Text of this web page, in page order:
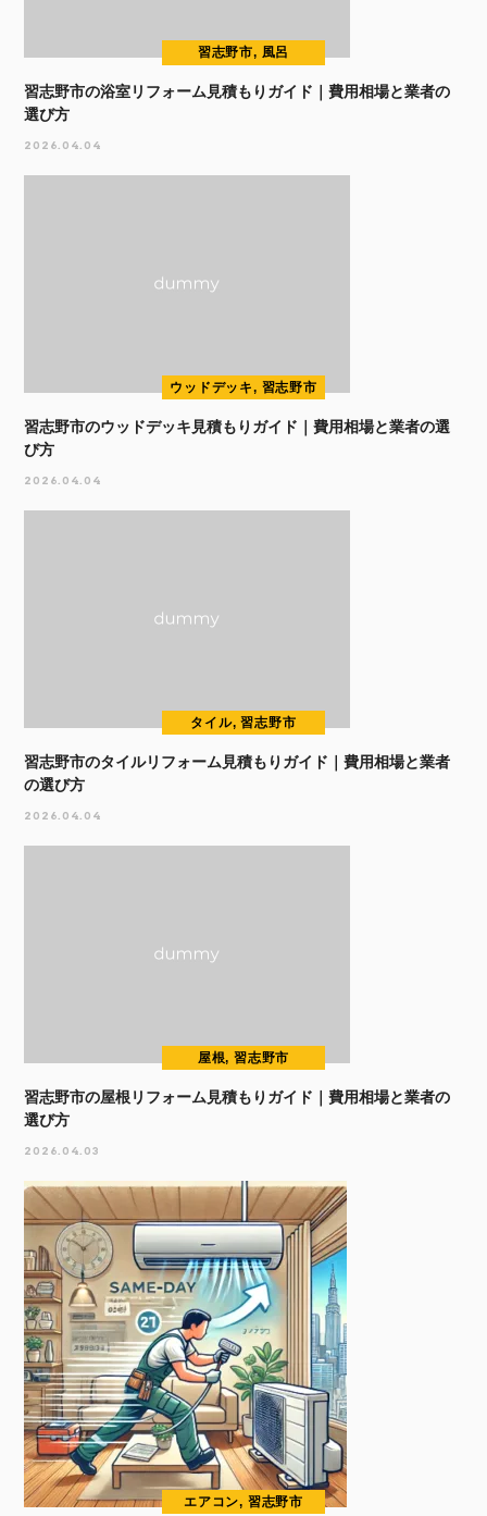
習志野市, 風呂
習志野市の浴室リフォーム見積もりガイド｜費用相場と業者の
選び方
2026.04.04
ウッドデッキ, 習志野市
習志野市のウッドデッキ見積もりガイド｜費用相場と業者の選
び方
2026.04.04
タイル, 習志野市
習志野市のタイルリフォーム見積もりガイド｜費用相場と業者
の選び方
2026.04.04
屋根, 習志野市
習志野市の屋根リフォーム見積もりガイド｜費用相場と業者の
選び方
2026.04.03
エアコン, 習志野市